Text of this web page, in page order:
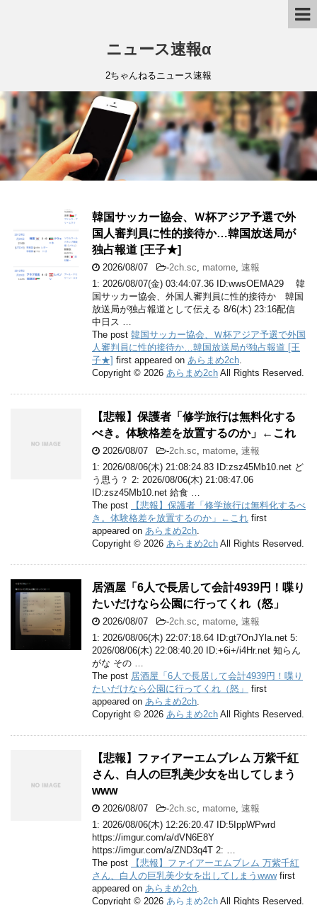
ニュース速報α
2ちゃんねるニュース速報
韓国サッカー協会、Ｗ杯アジア予選で外
国人審判員に性的接待か…韓国放送局が
独占報道 [王子★]
2026/08/07 -2ch.sc, matome, 速報
1: 2026/08/07(金) 03:44:07.36 ID:wwsOEMA29 韓
国サッカー協会、外国人審判員に性的接待か 韓国
放送局が独占報道として伝える 8/6(木) 23:16配信
中日ス …
The post 韓国サッカー協会、Ｗ杯アジア予選で外国
人審判員に性的接待か…韓国放送局が独占報道 [王
子★] first appeared on あらまめ2ch.
Copyright © 2026 あらまめ2ch All Rights Reserved.
【悲報】保護者「修学旅行は無料化する
べき。体験格差を放置するのか」←これ
2026/08/07 -2ch.sc, matome, 速報
1: 2026/08/06(木) 21:08:24.83 ID:zsz45Mb10.net ど
う思う？ 2: 2026/08/06(木) 21:08:47.06
ID:zsz45Mb10.net 給食 …
The post
【悲報】保護者「修学旅行は無料化するべ
き。体験格差を放置するのか」←これ first
appeared on あらまめ2ch.
Copyright © 2026 あらまめ2ch All Rights Reserved.
居酒屋「6人で長居して会計4939円！喋り
たいだけなら公園に行ってくれ（怒」
2026/08/07 -2ch.sc, matome, 速報
1: 2026/08/06(木) 22:07:18.64 ID:gt7OnJYla.net 5:
2026/08/06(木) 22:08:40.20 ID:+6i+/i4Hr.net 知らん
がな その …
The post 居酒屋「6人で長居して会計4939円！喋り
たいだけなら公園に行ってくれ（怒」
first
appeared on あらまめ2ch.
Copyright © 2026 あらまめ2ch All Rights Reserved.
【悲報】ファイアーエムブレム 万紫千紅
さん、白人の巨乳美少女を出してしまう
www
2026/08/07 -2ch.sc, matome, 速報
1: 2026/08/06(木) 12:26:20.47 ID:5IppWPwrd
https://imgur.com/a/dVN6E8Y
https://imgur.com/a/ZND3q4T 2: …
The post
【悲報】ファイアーエムブレム 万紫千紅
さん、白人の巨乳美少女を出してしまうwwwfirst
appeared on あらまめ2ch.
Copyright © 2026 あらまめ2ch All Rights Reserved.